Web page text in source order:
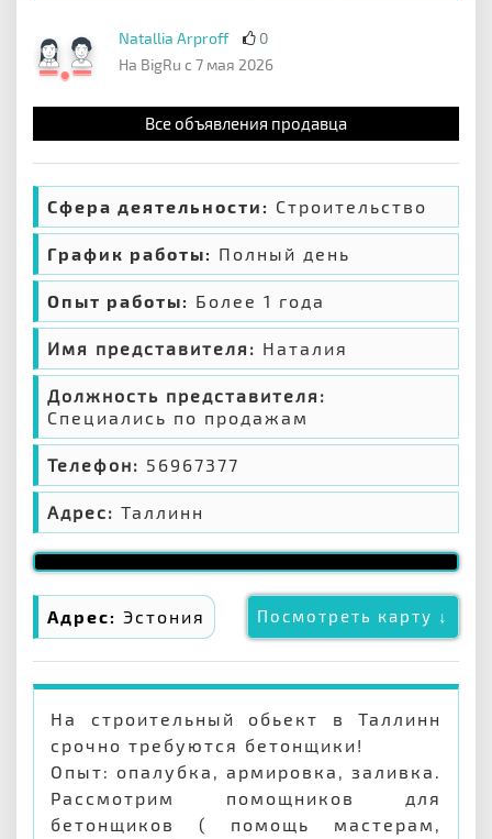
Natallia Arproff
0
На BigRu с 7 мая 2026
Все объявления продавца
Сфера деятельности: Строительство
График работы: Полный день
Опыт работы: Более 1 года
Имя представителя: Наталия
Должность представителя:
Специались по продажам
Телефон: 56967377
Адрес: Таллинн
Адрес: Эстония Посмотреть карту ↓
На строительный обьект в Таллинн
срочно требуются бетонщики!
Опыт: опалубка, армировка, заливка.
Рассмотрим помощников для
бетонщиков ( помощь мастерам,